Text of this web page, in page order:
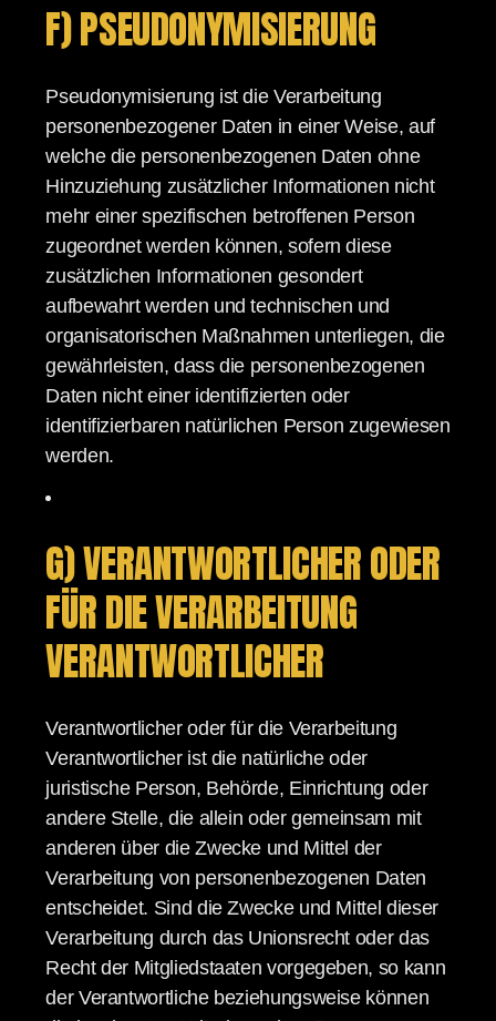
F) PSEUDONYMISIERUNG
Pseudonymisierung ist die Verarbeitung
personenbezogener Daten in einer Weise, auf
welche die personenbezogenen Daten ohne
Hinzuziehung zusätzlicher Informationen nicht
mehr einer spezifischen betroffenen Person
zugeordnet werden können, sofern diese
zusätzlichen Informationen gesondert
aufbewahrt werden und technischen und
organisatorischen Maßnahmen unterliegen, die
gewährleisten, dass die personenbezogenen
Daten nicht einer identifizierten oder
identifizierbaren natürlichen Person zugewiesen
werden.
G) VERANTWORTLICHER ODER
FÜR DIE VERARBEITUNG
VERANTWORTLICHER
Verantwortlicher oder für die Verarbeitung
Verantwortlicher ist die natürliche oder
juristische Person, Behörde, Einrichtung oder
andere Stelle, die allein oder gemeinsam mit
anderen über die Zwecke und Mittel der
Verarbeitung von personenbezogenen Daten
entscheidet. Sind die Zwecke und Mittel dieser
Verarbeitung durch das Unionsrecht oder das
Recht der Mitgliedstaaten vorgegeben, so kann
der Verantwortliche beziehungsweise können